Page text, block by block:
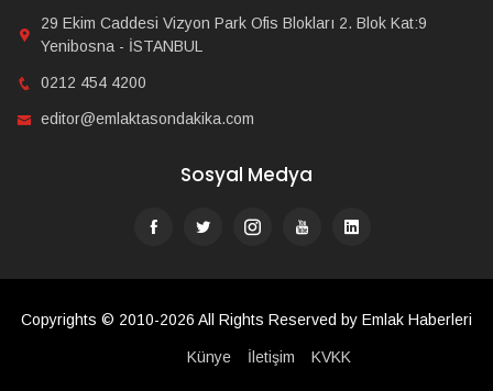
29 Ekim Caddesi Vizyon Park Ofis Blokları 2. Blok Kat:9
Yenibosna - İSTANBUL
0212 454 4200
editor@emlaktasondakika.com
Sosyal Medya
Copyrights © 2010-2026 All Rights Reserved by Emlak Haberleri
Künye İletişim KVKK